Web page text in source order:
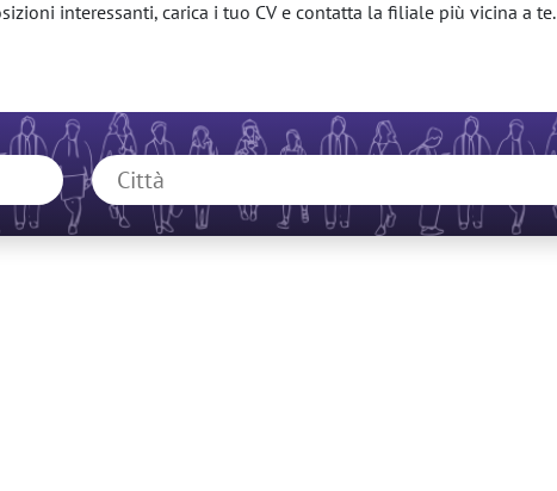
interessanti, carica i tuo CV e contatta la filiale più vicina a te.